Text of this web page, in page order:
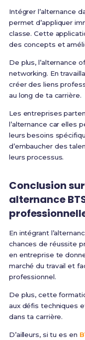
Intégrer l’alternance
permet d’appliquer
classe. Cette
des concepts et
De plus, l’alternance
networking. En
créer des liens
au long de ta carrière.
Les entreprises
l’alternance car elles
leurs besoins
d’embaucher des
leurs processus.
Conclusion
alternance
En intégrant
chances de réussite
en entreprise te
marché du travail et
professionnel.
De plus, cette
aux défis techniques
dans ta carrière.
D’ailleurs, si tu es en